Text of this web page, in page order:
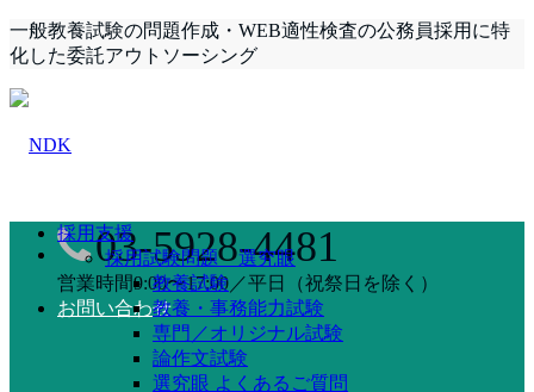
一般教養試験の問題作成・WEB適性検査の公務員採用に特
化した委託アウトソーシング
03-5928-4481
営業時間9:00〜17:00／平日（祝祭日を除く）
お問い合わせ
採用支援
採用試験問題 選究眼
教養試験
教養・事務能力試験
専門／オリジナル試験
論作文試験
選究眼 よくあるご質問